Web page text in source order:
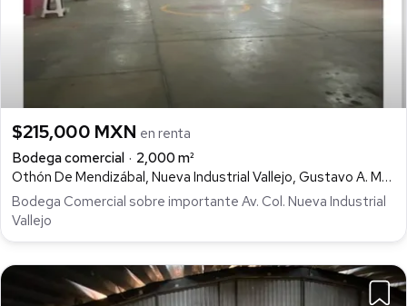
$215,000 MXN en renta
Bodega comercial
2,000 m²
Othón De Mendizábal, Nueva Industrial Vallejo, Gustavo A. Madero
Bodega Comercial sobre importante Av. Col. Nueva Industrial
Vallejo